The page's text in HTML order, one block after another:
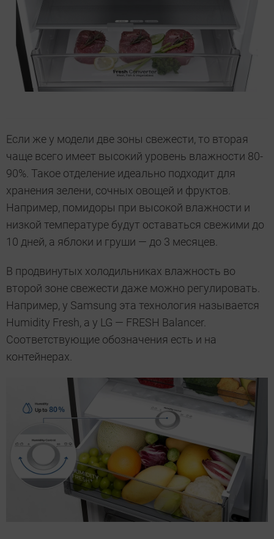
Если же у модели две зоны свежести, то вторая
чаще всего имеет высокий уровень влажности 80-
90%. Такое отделение идеально подходит для
хранения зелени, сочных овощей и фруктов.
Например, помидоры при высокой влажности и
низкой температуре будут оставаться свежими до
10 дней, а яблоки и груши — до 3 месяцев.
В продвинутых холодильниках влажность во
второй зоне свежести даже можно регулировать.
Например, у Samsung эта технология называется
Humidity Fresh, а у LG — FRESH Balancer.
Соответствующие обозначения есть и на
контейнерах.